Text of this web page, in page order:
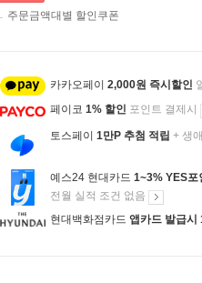
주문금액대별 할인쿠폰
카카오페이 2,000원 즉시할인
페이코 1% 할인 포인트 결제시
토스페이 1만P 추첨 적립 + 생
예스24 현대카드 1~3% YES포
전월 실적 조건 없음
현대백화점카드 앱카드 발급시